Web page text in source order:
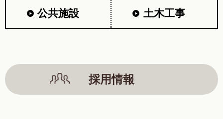
公共施設 土木工事
採用情報